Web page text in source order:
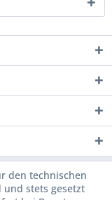
den technischen
stets gesetzt